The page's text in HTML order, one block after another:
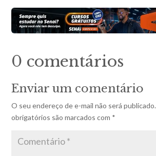
0 comentários
Enviar um comentário
O seu endereço de e-mail não será publicado.
obrigatórios são marcados com *